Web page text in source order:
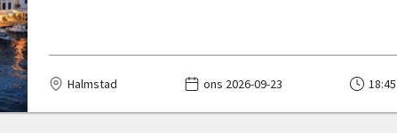
Halmstad ons 2026-09-23 18:45